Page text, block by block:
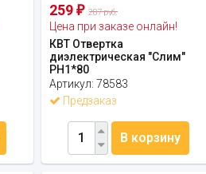
259₽ 287 руб.
Цена при заказе онлайн!
КВТ Отвертка
диэлектрическая "Слим"
PH1*80
Артикул:78583
Предзаказ
В корзину